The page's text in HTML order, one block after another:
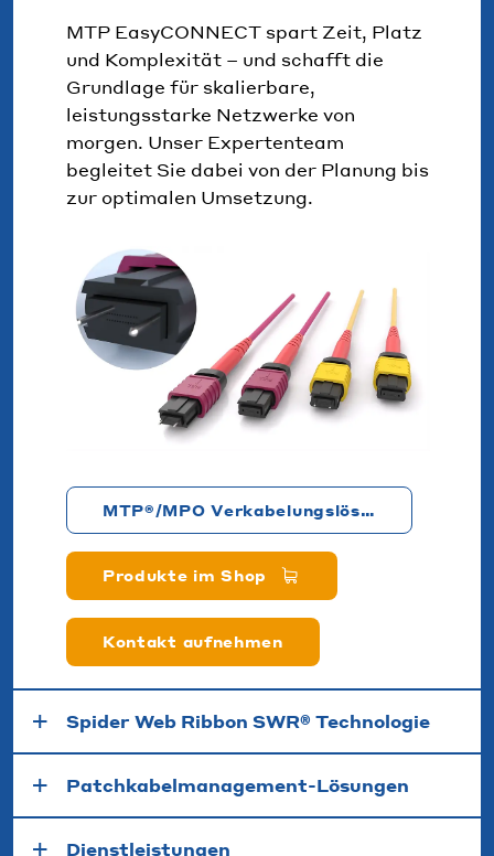
MTP EasyCONNECT spart Zeit, Platz
und Komplexität – und schafft die
Grundlage für skalierbare,
leistungsstarke Netzwerke von
morgen. Unser Expertenteam
begleitet Sie dabei von der Planung bis
zur optimalen Umsetzung.
MTP®/MPO Verkabelungslösungen
Produkte im Shop
Kontakt aufnehmen
Spider Web Ribbon SWR® Technologie
Patchkabelmanagement-Lösungen
Dienstleistungen